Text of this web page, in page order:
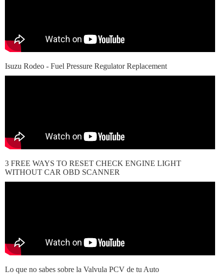
Isuzu Rodeo - Fuel Pressure Regulator Replacement
3 FREE WAYS TO RESET CHECK ENGINE LIGHT
WITHOUT CAR OBD SCANNER
Lo que no sabes sobre la Valvula PCV de tu Auto